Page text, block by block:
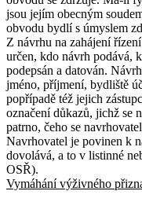
jsou jejím obecným
obvodu bydlí s úmyslem
Z návrhu na zahájení
určen, kdo návrh podává,
podepsán a datován.
jméno, příjmení, bydliště
popřípadě též jejich
označení důkazů, jichž se
patrno, čeho se
Navrhovatel je povinen k
dovolává, a to v listinné
OSŘ).
Vymáhání výživného